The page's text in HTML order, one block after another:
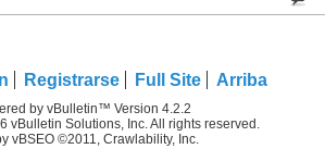
Registrarse Full Site Arriba
by vBulletin™ Version 4.2.2
vBulletin Solutions, Inc. All rights reserved.
vBSEO ©2011, Crawlability, Inc.